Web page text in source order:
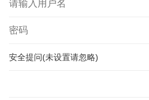
安全提问(未设置请忽略)